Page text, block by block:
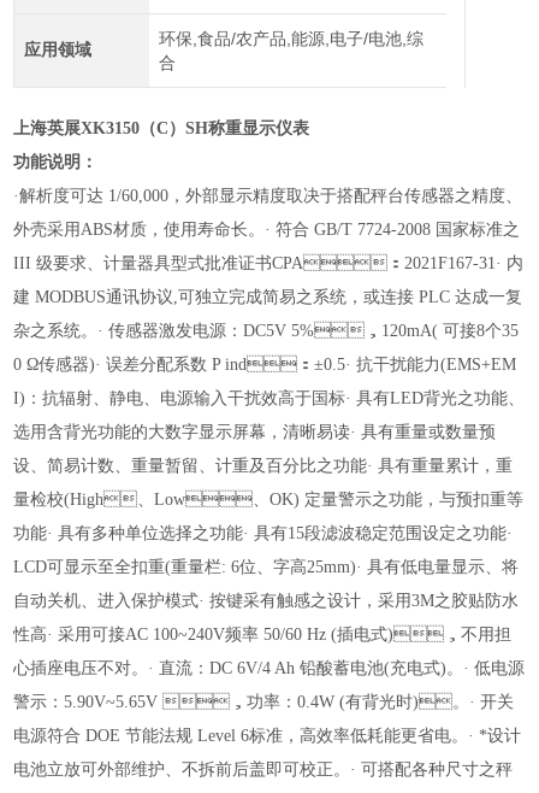
应用领域
环保,食品/农产品,能源,电子/电池,综
合
上海英展XK3150 （C ）SH称重显示仪表
功能说明：
·解析度可达 1/60,000，外部显示精度取决于搭配秤台传感器之精度、
外壳采用ABS材质，使用寿命长。 · 符合 GB/T 7724-2008 国家标准之
III 级要求、计量器具型式批准证书CPA：2021F167-31· 内
建 MODBUS通讯协议,可独立完成简易之系统，或连接 PLC 达成一复
杂之系统。 · 传感器激发电源：DC5V 5%，120mA( 可接8个35
0 Ω传感器)· 误差分配系数 P ind：±0.5· 抗干扰能力(EMS+EM
I)：抗辐射、静电、电源输入干扰效高于国标· 具有LED背光之功能、
选用含背光功能的大数字显示屏幕，清晰易读· 具有重量或数量预
设、简易计数、重量暂留、计重及百分比之功能· 具有重量累计，重
量检校(High、Low、OK) 定量警示之功能，与预扣重等
功能· 具有多种单位选择之功能· 具有15段滤波稳定范围设定之功能·
LCD可显示至全扣重(重量栏: 6位、字高25mm)· 具有低电量显示、将
自动关机、进入保护模式· 按键采有触感之设计，采用3M之胶贴防水
性高· 采用可接AC 100~240V频率 50/60 Hz (插电式)，不用担
心插座电压不对。 · 直流：DC 6V/4 Ah 铅酸蓄电池(充电式)。 · 低电源
警示：5.90V~5.65V ，功率：0.4W (有背光时)。 · 开关
电源符合 DOE 节能法规 Level 6标准，高效率低耗能更省电。 · *设计
电池立放可外部维护、不拆前后盖即可校正。 · 可搭配各种尺寸之秤